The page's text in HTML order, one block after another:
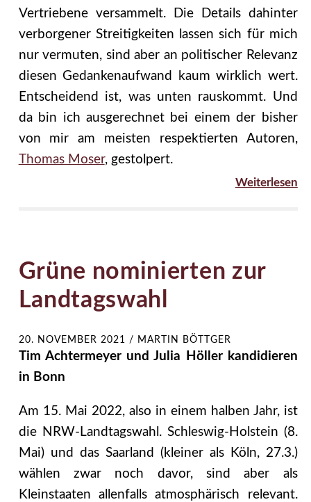
Vertriebene versammelt. Die Details dahinter
verborgener Streitigkeiten lassen sich für mich
nur vermuten, sind aber an politischer Relevanz
diesen Gedankenaufwand kaum wirklich wert.
Entscheidend ist, was unten rauskommt. Und
da bin ich ausgerechnet bei einem der bisher
von mir am meisten respektierten Autoren,
Thomas Moser, gestolpert.
Weiterlesen
Grüne nominierten zur
Landtagswahl
20. NOVEMBER 2021 / MARTIN BÖTTGER
Tim Achtermeyer und Julia Höller kandidieren
in Bonn
Am 15. Mai 2022, also in einem halben Jahr, ist
die NRW-Landtagswahl. Schleswig-Holstein (8.
Mai) und das Saarland (kleiner als Köln, 27.3.)
wählen zwar noch davor, sind aber als
Kleinstaaten allenfalls atmosphärisch relevant.